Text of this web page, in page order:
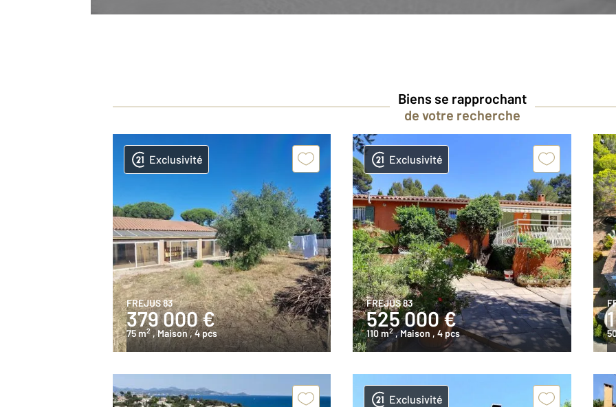
Biens se rapprochant
de votre recherche
Exclusivité
FREJUS 83
379 000 €
75 m2 , Maison, 4 pcs
Exclusivité
FREJUS 83
525 000 €
110 m2 , Maison , 4 pcs
Exclusivité